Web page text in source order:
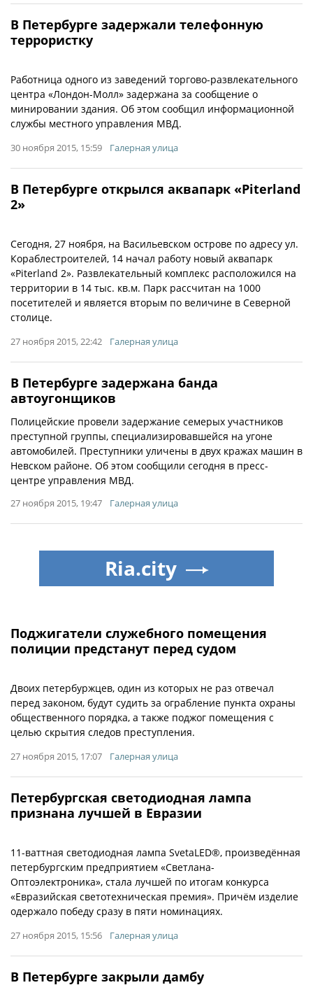
В Петербурге задержали телефонную
террористку
Работница одного из заведений торгово-развлекательного
центра «Лондон-Молл» задержана за сообщение о
минировании здания. Об этом сообщил информационной
службы местного управления МВД.
30 ноября 2015, 15:59 Галерная улица
В Петербурге открылся аквапарк «Piterland
2»
Сегодня, 27 ноября, на Васильевском острове по адресу ул.
Кораблестроителей, 14 начал работу новый аквапарк
«Piterland 2». Развлекательный комплекс расположился на
территории в 14 тыс. кв.м. Парк рассчитан на 1000
посетителей и является вторым по величине в Северной
столице.
27 ноября 2015, 22:42 Галерная улица
В Петербурге задержана банда
автоугонщиков
Полицейские провели задержание семерых участников
преступной группы, специализировавшейся на угоне
автомобилей. Преступники уличены в двух кражах машин в
Невском районе. Об этом сообщили сегодня в пресс-
центре управления МВД.
27 ноября 2015, 19:47 Галерная улица
Поджигатели служебного помещения
полиции предстанут перед судом
Двоих петербуржцев, один из которых не раз отвечал
перед законом, будут судить за ограбление пункта охраны
общественного порядка, а также поджог помещения с
целью скрытия следов преступления.
27 ноября 2015, 17:07 Галерная улица
Петербургская светодиодная лампа
признана лучшей в Евразии
11-ваттная светодиодная лампа SvetaLED®, произведённая
петербургским предприятием «Светлана-
Оптоэлектроника», стала лучшей по итогам конкурса
«Евразийская светотехническая премия». Причём изделие
одержало победу сразу в пяти номинациях.
27 ноября 2015, 15:56 Галерная улица
В Петербурге закрыли дамбу
Ria.city